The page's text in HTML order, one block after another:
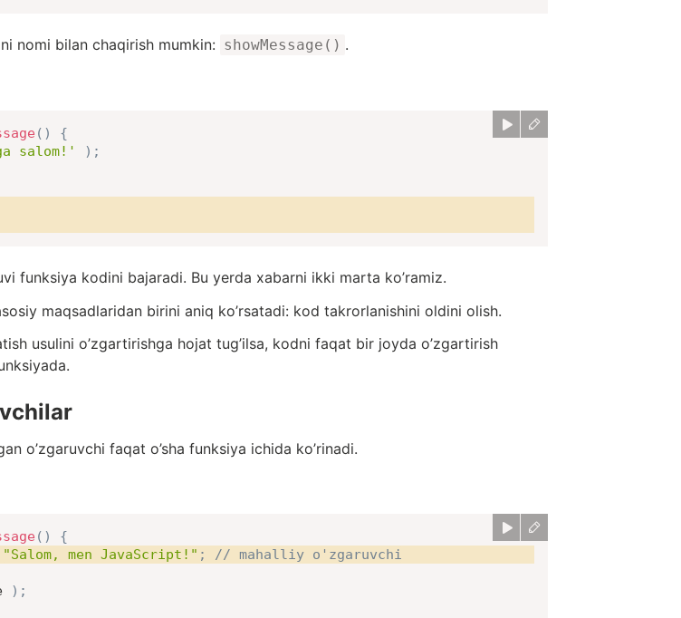
nomi bilan chaqirish mumkin: showMessage() .
( )
{
salom!' ) ;
funksiya kodini bajaradi. Bu yerda xabarni ikki marta ko’ramiz.
maqsadlaridan birini aniq ko’rsatadi: kod takrorlanishini oldini olish.
usulini o’zgartirishga hojat tug’ilsa, kodni faqat bir joyda o’zgartirish
o’zgaruvchi faqat o’sha funksiya ichida ko’rinadi.
( )
{
"Salom, men JavaScript!" ; // mahalliy o'zgaruvchi
) ;